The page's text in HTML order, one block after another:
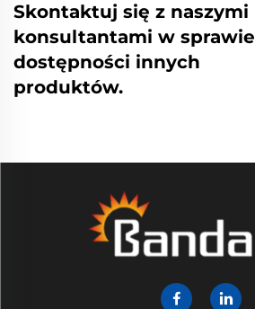
Skontaktuj się z naszymi
konsultantami w sprawie
dostępności innych
produktów.